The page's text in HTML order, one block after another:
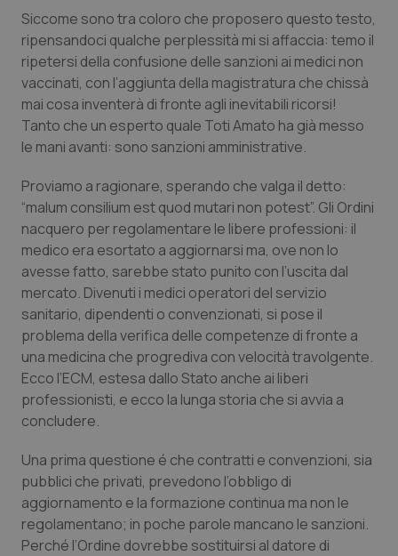
Marche
Molise
Piemonte
Provincia Autonoma di Bolzano
Provincia Autonoma di Trento
Puglia
Sardegna
Sicilia
Toscana
Umbria
Valle D’Aosta
Veneto
Donna & Salute
Epatiti
HIV
Infezioni & Febbre
Ipertensione & Scompenso
Malattie rare
Malattia di Crohn & Rettocolite Ulcerosa
Neuroscienze & patologie neurodegenerative
Obesità
Oftalmologia
Oncodermatologia
Oncoematologia
Siccome sono tra coloro che proposero questo testo,
ripensandoci qualche perplessità mi si affaccia: temo il
ripetersi della confusione delle sanzioni ai medici non
vaccinati, con l’aggiunta della magistratura che chissà
mai cosa inventerà di fronte agli inevitabili ricorsi!
Tanto che un esperto quale Toti Amato ha già messo
le mani avanti: sono sanzioni amministrative.
Proviamo a ragionare, sperando che valga il detto:
“malum consilium est quod mutari non potest”. Gli Ordini
nacquero per regolamentare le libere professioni: il
medico era esortato a aggiornarsi ma, ove non lo
avesse fatto, sarebbe stato punito con l’uscita dal
mercato. Divenuti i medici operatori del servizio
sanitario, dipendenti o convenzionati, si pose il
problema della verifica delle competenze di fronte a
una medicina che progrediva con velocità travolgente.
Ecco l’ECM, estesa dallo Stato anche ai liberi
professionisti, e ecco la lunga storia che si avvia a
concludere.
Una prima questione é che contratti e convenzioni, sia
pubblici che privati, prevedono l’obbligo di
aggiornamento e la formazione continua ma non le
regolamentano; in poche parole mancano le sanzioni.
Perché l’Ordine dovrebbe sostituirsi al datore di